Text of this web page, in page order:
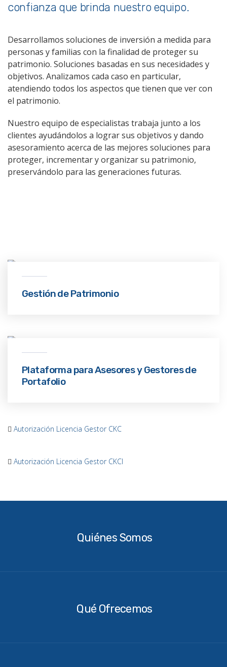
confianza que brinda nuestro equipo.
Desarrollamos soluciones de inversión a medida para
personas y familias con la finalidad de proteger su
patrimonio. Soluciones basadas en sus necesidades y
objetivos. Analizamos cada caso en particular,
atendiendo todos los aspectos que tienen que ver con
el patrimonio.
Nuestro equipo de especialistas trabaja junto a los
clientes ayudándolos a lograr sus objetivos y dando
asesoramiento acerca de las mejores soluciones para
proteger, incrementar y organizar su patrimonio,
preservándolo para las generaciones futuras.
Gestión de Patrimonio
Plataforma para Asesores y Gestores de
Portafolio
Autorización Licencia Gestor CKC
Autorización Licencia Gestor CKCI
Quiénes Somos
Qué Ofrecemos